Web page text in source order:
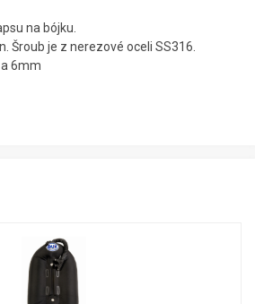
na bójku.
Šroub je z nerezové oceli SS316.
6mm